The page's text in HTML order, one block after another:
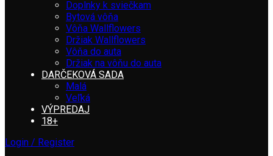
Doplnky k sviečkam
Bytová vôňa
Vôňa Wallflowers
Držiak Wallflowers
Vôňa do auta
Držiak na vôňu do auta
DARČEKOVÁ SADA
Malá
Veľká
VÝPREDAJ
18+
Login / Register